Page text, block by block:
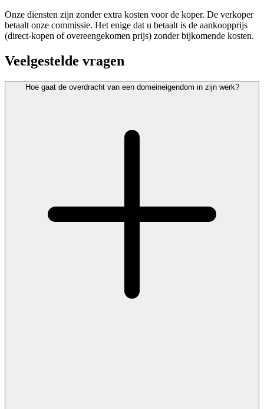
Onze diensten zijn zonder extra kosten voor de koper. De verkoper
betaalt onze commissie. Het enige dat u betaalt is de aankoopprijs
(direct-kopen of overeengekomen prijs) zonder bijkomende kosten.
Veelgestelde vragen
Hoe gaat de overdracht van een domeineigendom in zijn werk?